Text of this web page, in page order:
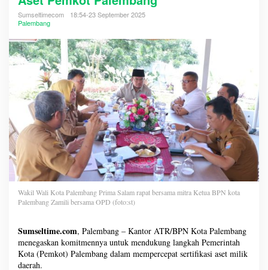
Sumseltimecom
18:54-23 September 2025
Palembang
Wakil Wali Kota Palembang Prima Salam rapat bersama mitra Ketua BPN kota
Palembang Zamili bersama OPD (foto:st)
Sumseltime.com, Palembang – Kantor ATR/BPN Kota Palembang
menegaskan komitmennya untuk mendukung langkah Pemerintah
Kota (Pemkot) Palembang dalam mempercepat sertifikasi aset milik
daerah.